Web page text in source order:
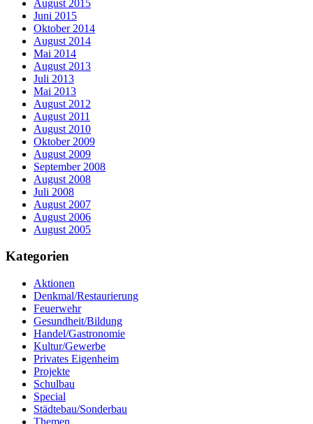
August 2015
Juni 2015
Oktober 2014
August 2014
Mai 2014
August 2013
Juli 2013
Mai 2013
August 2012
August 2011
August 2010
Oktober 2009
August 2009
September 2008
August 2008
Juli 2008
August 2007
August 2006
August 2005
Kategorien
Aktionen
Denkmal/Restaurierung
Feuerwehr
Gesundheit/Bildung
Handel/Gastronomie
Kultur/Gewerbe
Privates Eigenheim
Projekte
Schulbau
Special
Städtebau/Sonderbau
Themen